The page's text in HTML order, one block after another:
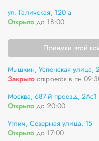
ул. Галичская, 120 а
Открыто до 18:00
Приемки этой
Мышкин, Успенская улица,
Закрыто откроется в пн
Москва, 687-й проезд, 2Ас1
Открыто до 20:00
Углич, Северная улица, 15
Открыто до 17:00